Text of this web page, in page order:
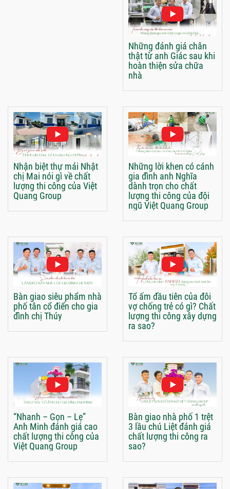
Những đánh giá chân
thật từ anh Giác sau khi
hoàn thiện sửa chữa
nhà
Nhận biệt thự mái Nhật
chị Mai nói gì về chất
lượng thi công của Việt
Quang Group
Những lời khen có cánh
gia đình anh Nghĩa
dành trọn cho chất
lượng thi công của đội
ngũ Việt Quang Group
Bàn giao siêu phẩm nhà
phố tân cổ điển cho gia
đình chị Thúy
Tổ ấm đầu tiên của đôi
vợ chống trẻ có gì? Chất
lượng thi công xây dựng
ra sao?
“Nhanh – Gọn – Lẹ”
Anh Minh đánh giá cao
chất lượng thi công của
Việt Quang Group
Bàn giao nhà phố 1 trệt
3 lầu chú Liệt đánh giá
chất lượng thi công ra
sao?